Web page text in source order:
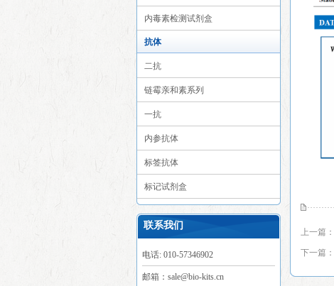
内毒素检测试剂盒
抗体
二抗
链霉亲和素系列
一抗
内参抗体
标签抗体
标记试剂盒
联系我们
电话: 010-57346902
邮箱：sale@bio-kits.cn
上一篇：
下一篇：